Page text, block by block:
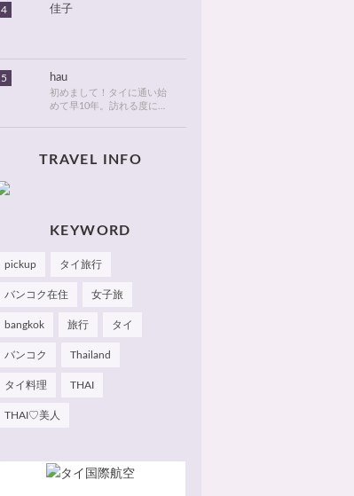
ます！
4 佳子
5 hau
初めまして！タイに通い始
めて早10年。訪れる度に変
店・おしゃれなカフェやレ
たら嬉しいです 🙂 📌
Instagram Hau's Style
TRAVEL INFO
KEYWORD
pickup タイ旅行
バンコク在住 女子旅
bangkok 旅行 タイ
バンコク Thailand
タイ料理 THAI
THAI♡美人